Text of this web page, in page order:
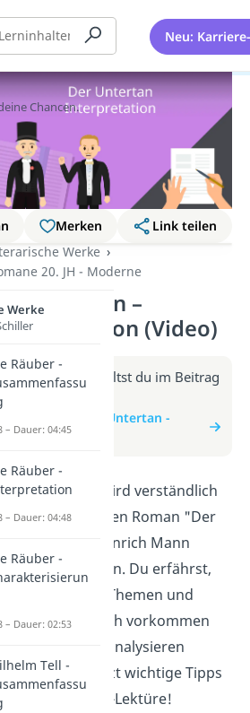
Neu:
Merken
Link teilen
Werke
20. JH - Moderne
Untertan –
(Video)
Weitere Infos erhältst du im Beitrag
zum Video
zum Beitrag: Der Untertan -
Interpretation
diesem Video wird verständlich
wie man den Roman "Der
von Heinrich Mann
kann. Du erfährst,
zentralen Themen und
in dem Buch vorkommen
wie du diese analysieren
Hol dir jetzt wichtige Tipps
deine Deutsch-Lektüre!
Chancen.
Werke
Räuber -
– Dauer: 04:45
Räuber -
– Dauer: 04:48
Räuber -
– Dauer: 02:53
Tell -